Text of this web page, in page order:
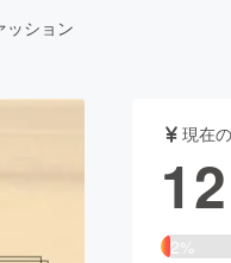
舞台・パフォーマンス
ッション
現在
2%